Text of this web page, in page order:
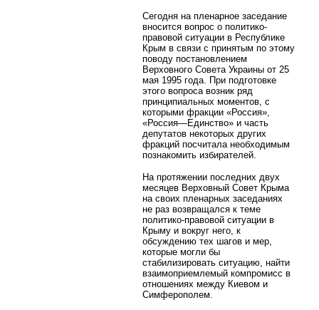
Сегодня на пленарное заседание
вносится вопрос о политико-
правовой ситуации в Республике
Крым в связи с принятым по этому
поводу постановлением
Верховного Совета Украины от 25
мая 1995 года. При подготовке
этого вопроса возник ряд
принципиальных моментов, с
которыми фракции «Россия»,
«Россия—Единство» и часть
депутатов некоторых других
фракций посчитала необходимым
познакомить избирателей.
На протяжении последних двух
месяцев Верховный Совет Крыма
на своих пленарных заседаниях
не раз возвращался к теме
политико-правовой ситуации в
Крыму и вокруг него, к
обсуждению тех шагов и мер,
которые могли бы
стабилизировать ситуацию, найти
взаимоприемлемый компромисс в
отношениях между Киевом и
Симферополем.